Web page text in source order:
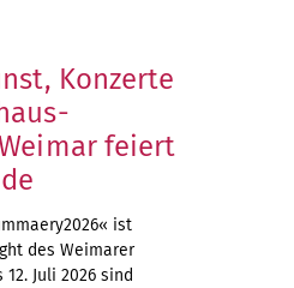
Konzerte
feiert
ist
des Weimarer
Juli 2026 sind